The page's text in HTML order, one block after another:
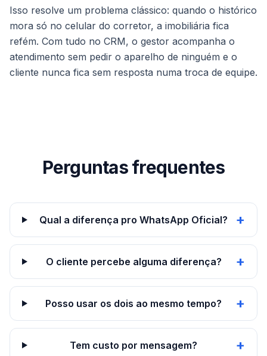
Isso resolve um problema clássico: quando o histórico
mora só no celular do corretor, a imobiliária fica
refém. Com tudo no CRM, o gestor acompanha o
atendimento sem pedir o aparelho de ninguém e o
cliente nunca fica sem resposta numa troca de equipe.
Perguntas frequentes
Qual a diferença pro WhatsApp Oficial? +
O cliente percebe alguma diferença? +
Posso usar os dois ao mesmo tempo? +
Tem custo por mensagem? +